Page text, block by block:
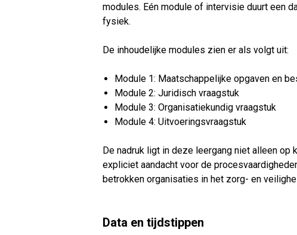
modules. Eén module of intervisie duurt een
fysiek.
De inhoudelijke modules zien er als volgt uit:
Module 1: Maatschappelijke opgaven en
Module 2: Juridisch vraagstuk
Module 3: Organisatiekundig vraagstuk
Module 4: Uitvoeringsvraagstuk
De nadruk ligt in deze leergang niet alleen op
expliciet aandacht voor de
betrokken organisaties in het zorg- en
Data en tijdstippen